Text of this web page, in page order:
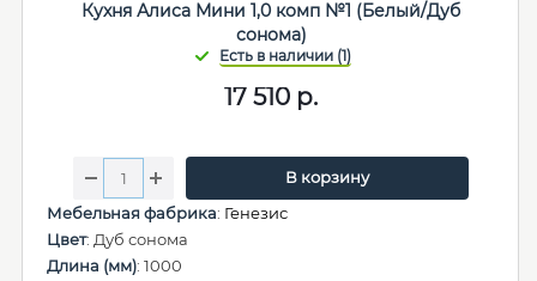
Кухня Алиса Мини 1,0 комп №1 (Белый/Дуб
сонома)
17 510 р.
В корзину
Мебельная фабрика: Генезис
Цвет: Дуб сонома
Длина (мм): 1000